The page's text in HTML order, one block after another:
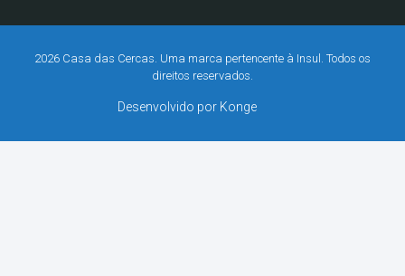
2026 Casa das Cercas. Uma marca pertencente à Insul. Todos os
direitos reservados.
Desenvolvido por Konge